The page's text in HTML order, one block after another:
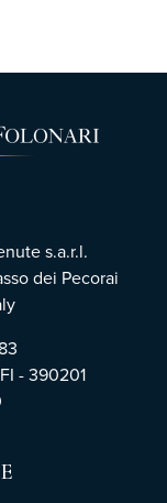
s.a.r.l.
dei Pecorai
- 390201